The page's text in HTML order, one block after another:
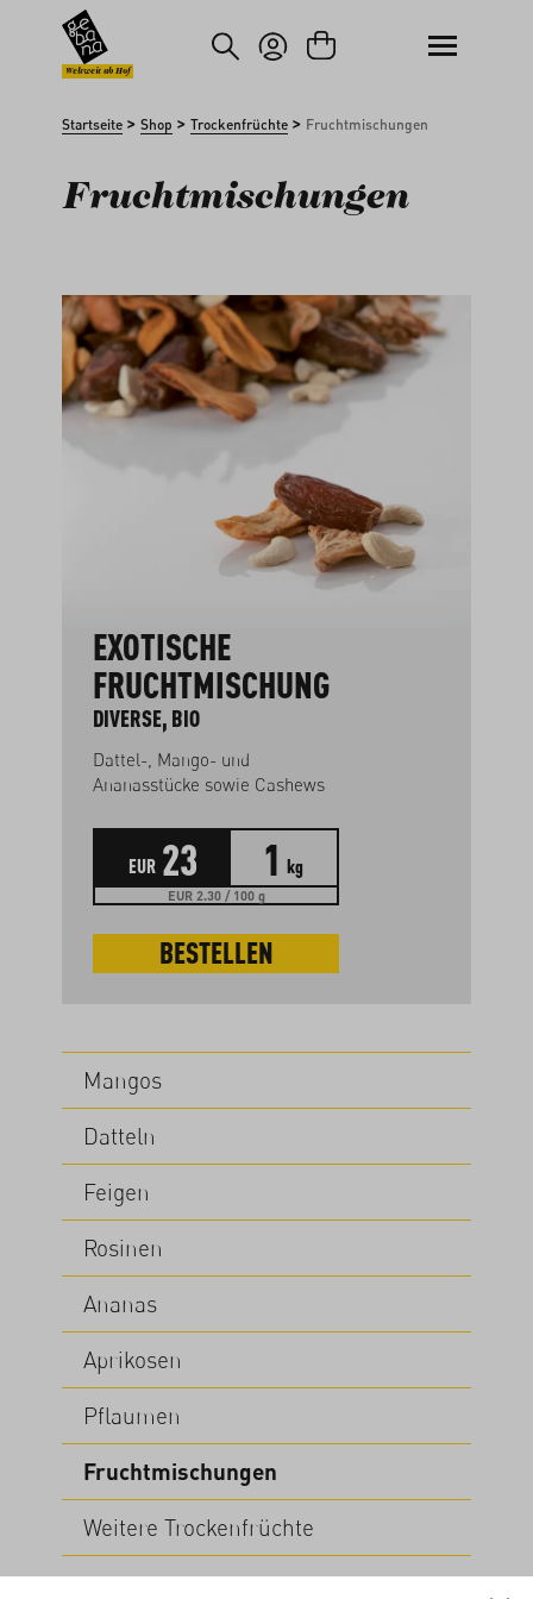
Hauptinhalt springen
Zur Suche springen
Weltweit ab Hof
Startseite > Shop > Trockenfrüchte > Fruchtmischungen
Fruchtmischungen
EXOTISCHE
FRUCHTMISCHUNG
DIVERSE, BIO
Dattel-, Mango- und
Ananasstücke sowie Cashews
EUR 23 1 kg
EUR 2.30 / 100 g
BESTELLEN
Mangos
Datteln
Feigen
Rosinen
Ananas
Aprikosen
Pflaumen
Fruchtmischungen
Weitere Trockenfrüchte